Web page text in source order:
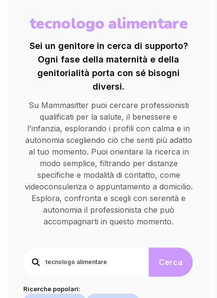
tecnologo alimentare
Sei un genitore in cerca di supporto?
Ogni fase della maternità e della
genitorialità porta con sé bisogni
diversi.
Su Mammasitter puoi cercare professionisti
qualificati per la salute, il benessere e
l'infanzia, esplorando i profili con calma e in
autonomia scegliendo ciò che senti più adatto
al tuo momento. Puoi orientare la ricerca in
modo semplice, filtrando per distanze
specifiche e modalità di contatto, come
videoconsulenza o appuntamento a domicilio.
Esplora, confronta e scegli con serenità e
autonomia il professionista che può
accompagnarti in questo momento.
Cerca
Ricerche popolari: